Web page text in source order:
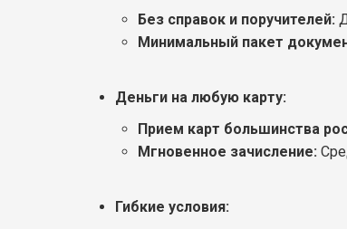
Без справок и поручителей:
Минимальный пакет
Деньги на любую карту:
Прием карт большинства
Мгновенное зачисление:
Гибкие условия: